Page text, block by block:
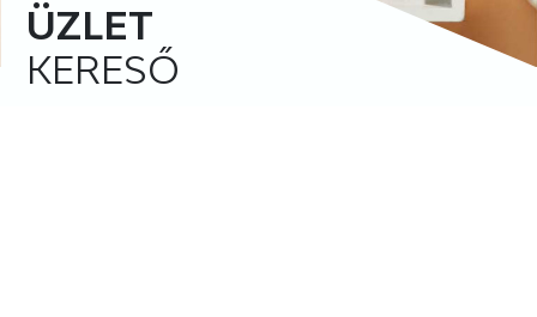
ÜZLET
KERESŐ